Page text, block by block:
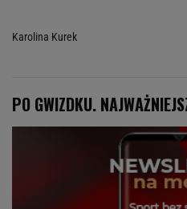
Karolina Kurek